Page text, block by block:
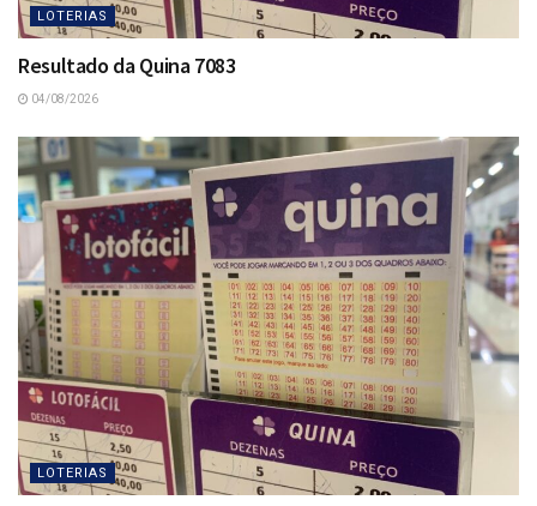
LOTERIAS
Resultado da Quina 7083
04/08/2026
LOTERIAS